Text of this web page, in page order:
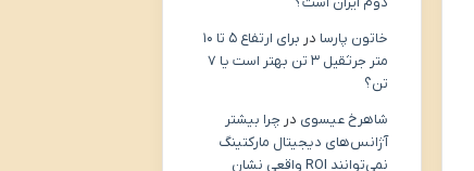
خاتون پارسا در
برای ارتفاع ۵ تا ۱۰
متر جرثقیل ۳ تن بهتر است یا ۷
تن؟
شاهرخ عیسوی در چرا بیشتر
آژانس‌های دیجیتال مارکتینگ
نمی‌توانند ROI واقعی نشان